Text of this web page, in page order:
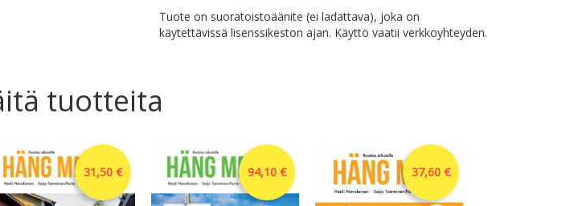
Tuote on suoratoistoäänite (ei ladattava), joka on
käytettävissä lisenssikeston ajan. Käyttö vaatii verkkoyhteyden.
tuotteita
31,50 € 94,10 € 37,60 €